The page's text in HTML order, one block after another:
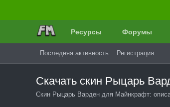
Ресурсы Форумы
Последняя активность Регистрация
Скачать скин Рыцарь
Скин Рыцарь Варден для Майнкрафт: